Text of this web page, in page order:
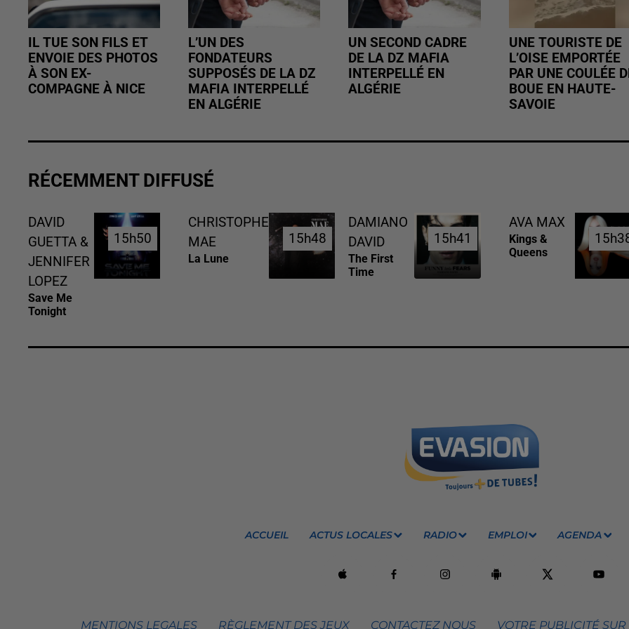
IL TUE SON FILS ET
ENVOIE DES PHOTOS
À SON EX-
COMPAGNE À NICE
L’UN DES
FONDATEURS
SUPPOSÉS DE LA DZ
MAFIA INTERPELLÉ
EN ALGÉRIE
UN SECOND CADRE
DE LA DZ MAFIA
INTERPELLÉ EN
ALGÉRIE
UNE TOURISTE DE
L’OISE EMPORTÉE
PAR UNE COULÉE
BOUE EN HAUTE-
SAVOIE
RÉCEMMENT DIFFUSÉ
DAVID
GUETTA &
JENNIFER
LOPEZ
Save Me
Tonight
15h50
15h50
CHRISTOPHE
MAE
La Lune
15h48
15h48
DAMIANO
DAVID
The First
Time
15h41
15h41
AVA MAX
Kings &
Queens
ACCUEIL ACTUS LOCALES RADIO EMPLOI AGENDA
MENTIONS LEGALES RÈGLEMENT DES JEUX CONTACTEZ NOUS VOTRE PUBLICITÉ